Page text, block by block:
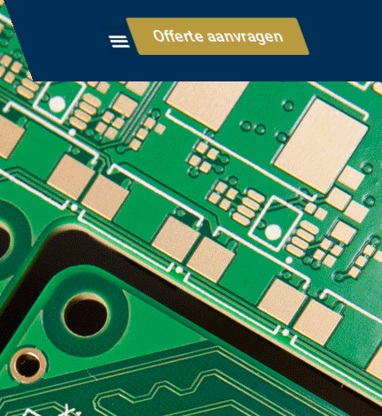
Offerte aanvragen